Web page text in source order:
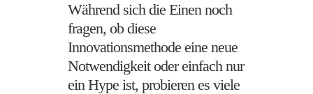
Während sich die Einen noch
fragen, ob diese
Innovationsmethode eine neue
Notwendigkeit oder einfach nur
ein Hype ist, probieren es viele